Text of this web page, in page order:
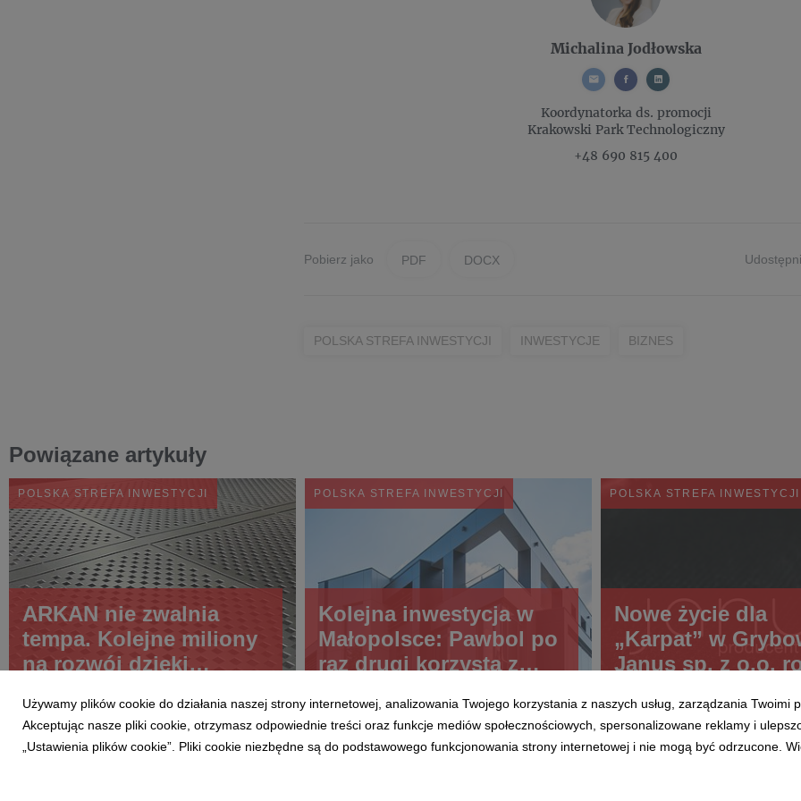
Michalina Jodłowska
Koordynatorka ds. promocji
Krakowski Park Technologiczny
+48 690 815 400
Pobierz jako PDF DOCX
POLSKA STREFA INWESTYCJI INWESTYCJE BIZNES
Powiązane artykuły
POLSKA STREFA INWESTYCJI
ARKAN nie zwalnia
tempa. Kolejne miliony
na rozwój dzięki
Parku
Technologicznego
POLSKA STREFA INWESTYCJI
Kolejna inwestycja w
Małopolsce: Pawbol po
raz drugi korzysta z
Inwestycji
POLSKA STREFA INWESTYCJI
Nowe życie dla
„Karpat” w
Janus sp. z o.o.
Krakowskiemu
Używamy plików cookie do działania naszej strony internetowej, analizowania Twojego korzystania z naszych usług, zarządzania
Akceptując nasze pliki cookie, otrzymasz odpowiednie treści oraz funkcje mediów społecznościowych, spersonalizowane reklamy i
„Ustawienia plików cookie”. Pliki cookie niezbędne są do podstawowego funkcjonowania strony internetowej i nie mogą być odrzucone.